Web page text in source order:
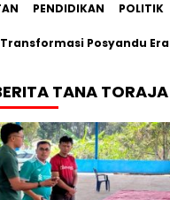
PENDIDIKAN POLITIK
Posyandu Era Baru
TANA TORAJA